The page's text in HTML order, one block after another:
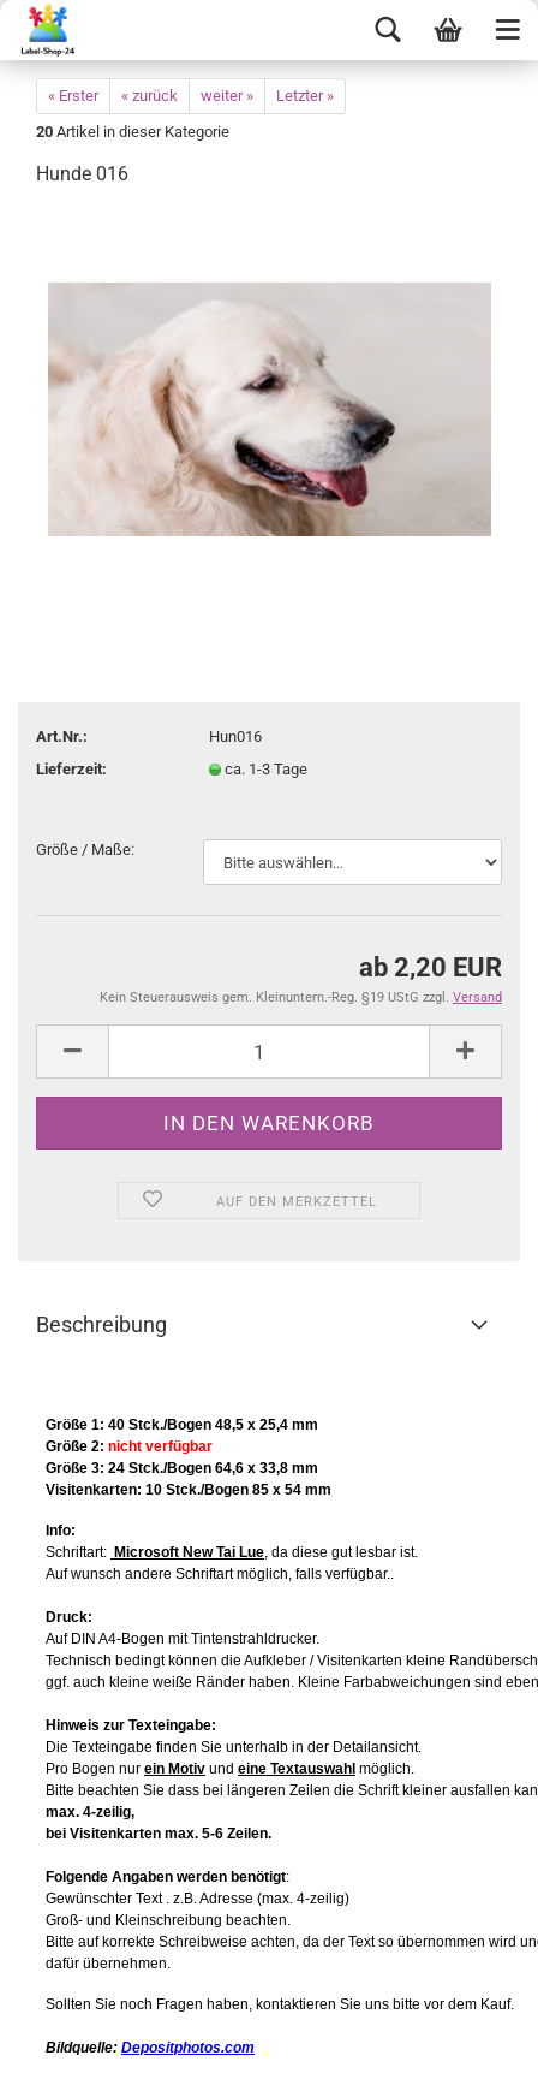
« Erster « zurück weiter »
Letzter »
20 Artikel in dieser Kategorie
Hunde 016
Art.Nr.:
Hun016
Lieferzeit:
ca. 1-3 Tage
Größe / Maße:
ab 2,20 EUR
Kein Steuerausweis gem. Kleinuntern.-Reg. §19 UStG zzgl. Versand
AUF DEN MERKZETTEL
Beschreibung